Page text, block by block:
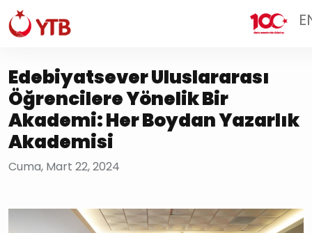
Edebiyatsever Uluslararası
Öğrencilere Yönelik Bir
Akademi: Her Boydan Yazarlık
Akademisi
Cuma, Mart 22, 2024